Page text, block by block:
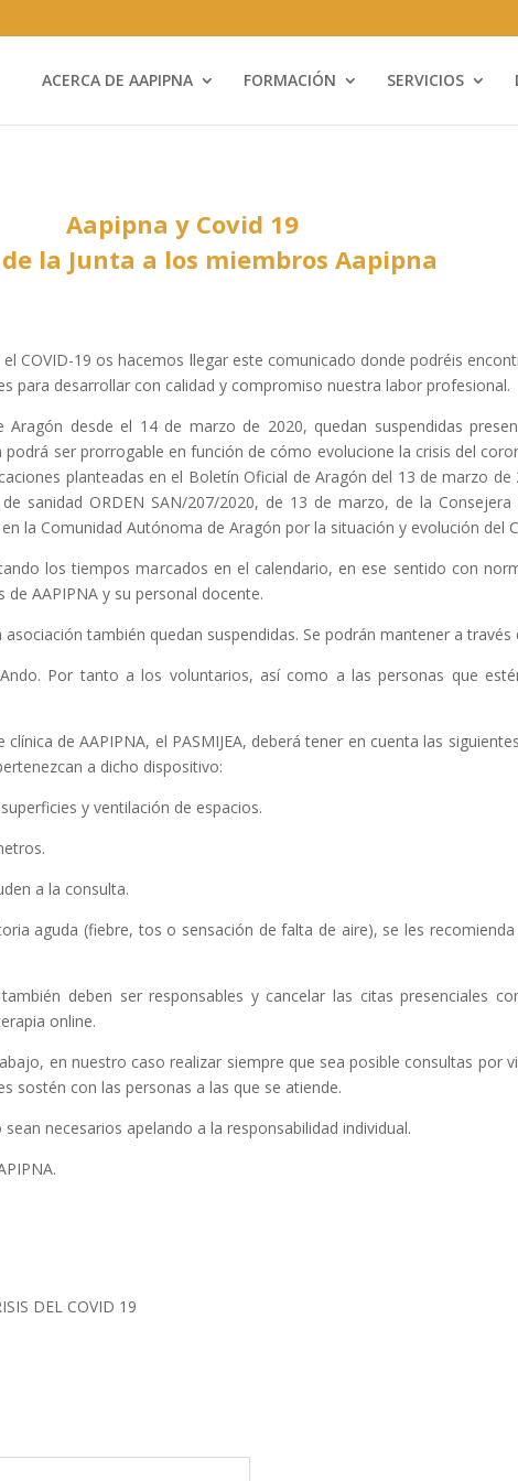
ACERCA DE AAPIPNA FORMACIÓN SERVICIOS
Aapipna y Covid 19
la Junta a los miembros Aapipna
COVID-19 os hacemos llegar este comunicado donde podréis
para desarrollar con calidad y compromiso nuestra labor profesional.
desde el 14 de marzo de 2020, quedan suspendidas
podrá ser prorrogable en función de cómo evolucione la crisis del
planteadas en el Boletín Oficial de Aragón del 13 de marzo
sanidad ORDEN SAN/207/2020, de 13 de marzo, de la
la Comunidad Autónoma de Aragón por la situación y evolución del
los tiempos marcados en el calendario, en ese sentido con
AAPIPNA y su personal docente.
también quedan suspendidas. Se podrán mantener a través
Por tanto a los voluntarios, así como a las personas que
de AAPIPNA, el PASMIJEA, deberá tener en cuenta las
a dicho dispositivo:
y ventilación de espacios.
a la consulta.
aguda (fiebre, tos o sensación de falta de aire), se les
deben ser responsables y cancelar las citas presenciales
online.
en nuestro caso realizar siempre que sea posible consultas por
sostén con las personas a las que se atiende.
necesarios apelando a la responsabilidad individual.
DEL COVID 19